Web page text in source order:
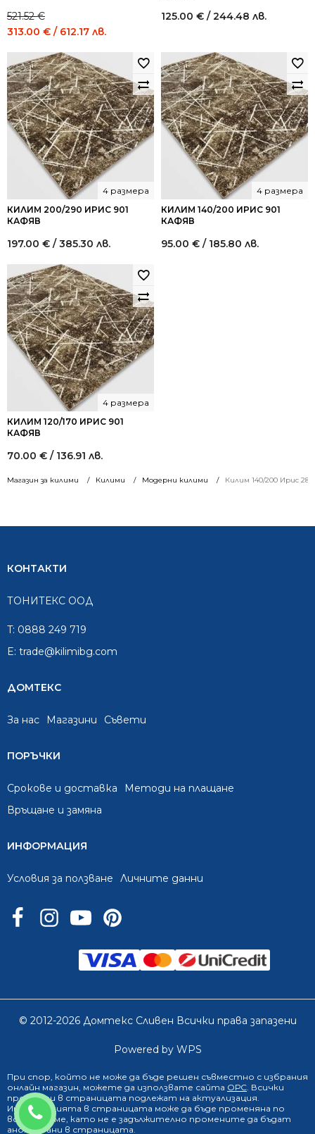
0888 249 719
Магазин за килими Килими Модерни килими Килим 140/200 Ирис 288
521.52€
Original
was:
521.52 €
/
1,020.00
лв..
313.00 € / 612.17 лв.
313.00 €
/
612.17
лв..
125.00 € / 244.48 лв.
КИЛИМ 200/290 ИРИС 901
КАФЯВ
4 размера
197.00 € / 385.30 лв.
КИЛИМ 140/200 ИРИС 901
КАФЯВ
4 размера
95.00 € / 185.80 лв.
КИЛИМ 120/170 ИРИС 901
КАФЯВ
4 размера
70.00 € / 136.91 лв.
КОНТАКТИ
ТОНИТЕКС ООД
T: 0888 249 719
E: trade@kilimibg.com
ДОМТЕКС
За нас Mагазини Съвети
ПОРЪЧКИ
Срокове и доставка
Методи на плащане
Връщане и замяна
ИНФОРМАЦИЯ
Условия за ползване Личните данни
© 2012-2026 Домтекс Сливен Всички права запазени
Powered by WPS
При спор, който не може да бъде решен съвместно с избрания
онлайн магазин, можете да използвате сайта ОРС. Всички
продукти в страницата подлежат на актуализация.
Информацията в страницата може да бъде променяна по
всяко време, като не е задължително промените да бъдат
анонсирани в страницата.